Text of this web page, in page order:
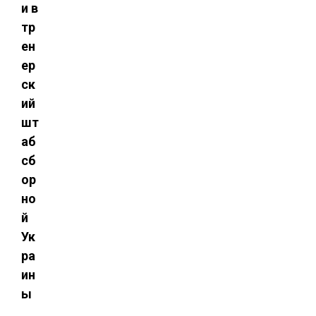
и в
тр
ен
ер
ск
ий
шт
аб
сб
ор
но
й
Ук
ра
ин
ы